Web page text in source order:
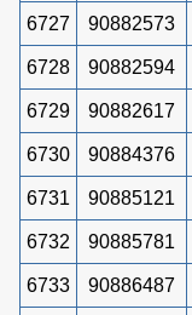
6727 90882573
6728 90882594
6729 90882617
6730 90884376
6731 90885121
6732 90885781
6733 90886487